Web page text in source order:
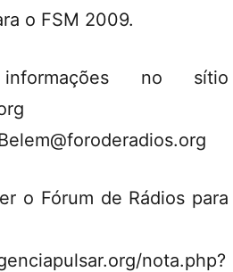
o FSM 2009.
no sítio
o Fórum de Rádios para
nota.php?